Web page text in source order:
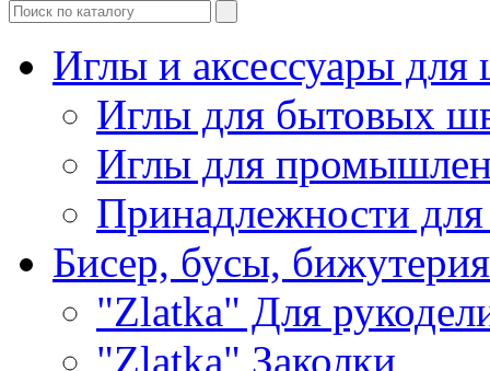
Иглы и аксессуары
Иглы для бытовых
Иглы для
Принадлежности
Бисер, бусы, бижутерия
"Zlatka" Для
"Zlatka" Заколки